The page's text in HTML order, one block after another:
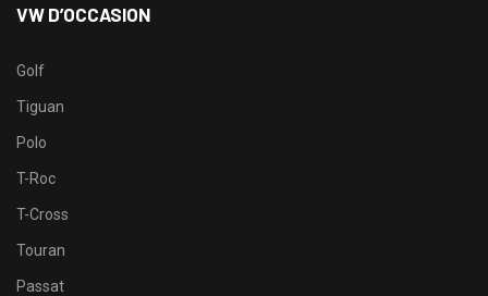
VW D’OCCASION
Golf
Tiguan
Polo
T-Roc
T-Cross
Touran
Passat